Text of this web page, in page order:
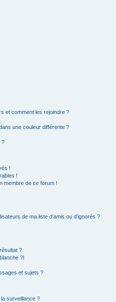
et comment les rejoindre ?
une couleur différente ?
?
!
!
membre de ce forum !
de ma liste d’amis ou d’ignorés ?
?
?!
et sujets ?
surveillance ?